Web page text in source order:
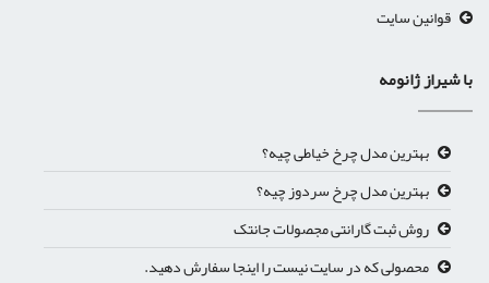
قوانین سایت
شیراز ژانومه
بهترین مدل چرخ خیاطی چیه؟
بهترین مدل چرخ سردوز چیه؟
روش ثبت گارانتی مجصولات جانتک
محصولی که در سایت نیست را اینجا سفارش دهید.